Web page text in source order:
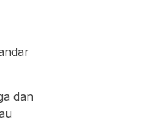
dan